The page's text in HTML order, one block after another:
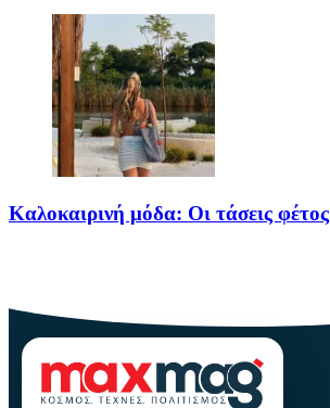
Καλοκαιρινή μόδα: Οι τάσεις φέτος